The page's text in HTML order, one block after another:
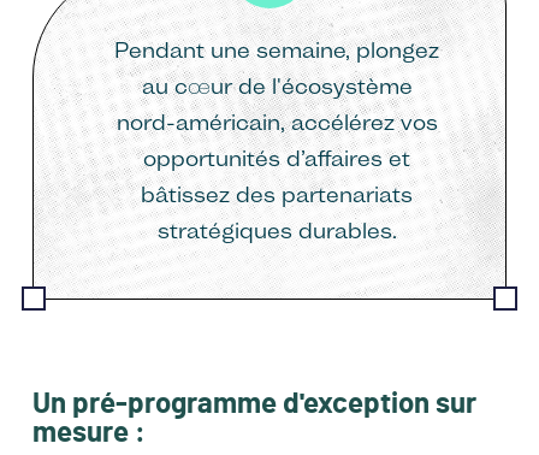
Pendant une semaine, plongez
au cœur de l'écosystème
nord-américain, accélérez vos
opportunités d’affaires et
bâtissez des partenariats
stratégiques durables.
Un pré-programme d'exception sur
mesure :